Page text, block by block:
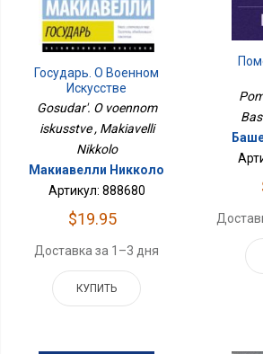
Государь. О Военном
Искусстве
Gosudar'. O voennom
iskusstve , Makiavelli
Nikkolo
Макиавелли Никколо
Артикул: 888680
$19.95
Доставка за 1–3 дня
КУПИТЬ